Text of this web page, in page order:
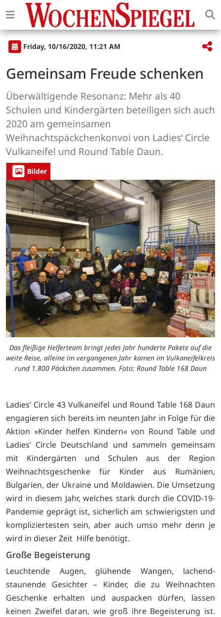
Friday, 10/16/2020, 11:21 AM
Gemeinsam Freude schenken
Überwältigende Resonanz: Mehr als 40
Schulen und Kindergärten beteiligen sich auch
2020 am gemeinsamen
Weihnachtspäckchenkonvoi von Ladies‘ Circle
Vulkaneifel und Round Table Daun.
Bilder
Das fleißige Helferteam bringt jedes Jahr hunderte Pakete auf die
weite Reise, alleine im vergangenen Jahr kamen im Vulkaneifelkreis
rund 1.800 Päckchen zusammen. Foto: Round Table 168 Daun
Ladies‘ Circle 43 Vulkaneifel und Round Table 168 Daun
engagieren sich bereits im neunten Jahr in Folge für die
Aktion »Kinder helfen Kindern« von Round Table und
Ladies‘ Circle Deutschland und sammeln gemeinsam
mit Kindergärten und Schulen aus der Region
Weihnachtsgeschenke für Kinder aus Rumänien,
Bulgarien, der Ukraine und Moldawien. Die Umsetzung
wird in diesem Jahr, welches stark durch die COVID-19-
Pandemie geprägt ist, sicherlich am schwierigsten und
kompliziertesten sein, aber auch umso mehr denn je
wird in dieser Zeit Hilfe benötigt.
Große Begeisterung
Leuchtende Augen, glühende Wangen, lachend-
staunende Gesichter – Kinder, die zu Weihnachten
Geschenke erhalten und auspacken dürfen, lassen
keinen Zweifel daran, wie groß ihre Begeisterung ist.